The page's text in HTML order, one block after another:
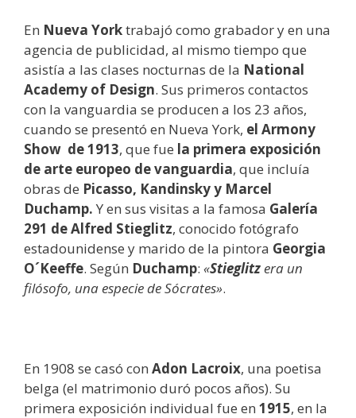
En Nueva Yorktrabajó como grabador y en una
agencia de publicidad, al mismo tiempo que
asistía a las clases nocturnas de la National
Academy of Design. Sus primeros contactos
con la vanguardia se producen a los 23 años,
cuando se presentó en Nueva York, el Armony
Show de 1913, que fue la primera exposición
de arte europeo de vanguardia, que incluía
obras de Picasso, Kandinsky y Marcel
Duchamp. Y en sus visitas a la famosa Galería
291 de Alfred Stieglitz, conocido fotógrafo
estadounidense y marido de la pintora Georgia
O´Keeffe. Según Duchamp: «Stieglitzera un
filósofo, una especie de Sócrates».
En 1908 se casó con Adon Lacroix, una poetisa
belga (el matrimonio duró pocos años). Su
primera exposición individual fue en 1915, en la